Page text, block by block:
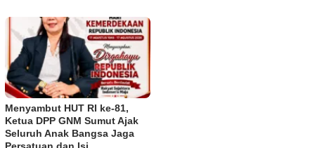
Menyambut HUT RI ke-81,
Ketua DPP GNM Sumut Ajak
Seluruh Anak Bangsa Jaga